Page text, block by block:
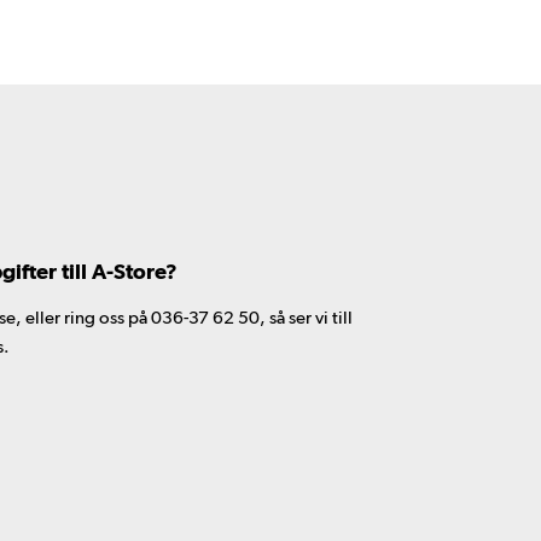
till A-Store?
eller ring oss på 036-37 62 50, så ser vi till